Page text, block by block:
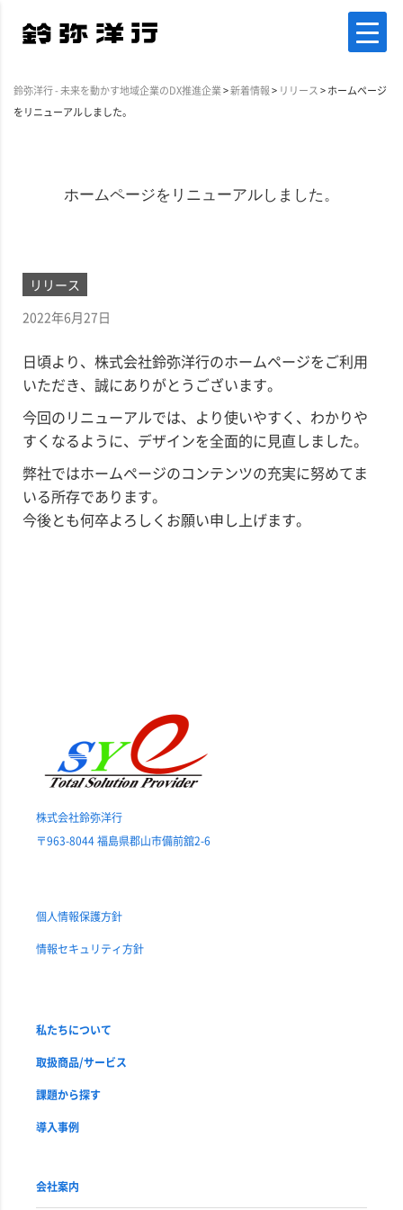
鈴弥洋行 - 未来を動かす地域企業のDX推進企業>新着情報> リリース>ホームページ
をリニューアルしました。
ホームページをリニューアルしました。
リリース
2022年6月27日
日頃より、株式会社鈴弥洋行のホームページをご利用
いただき、誠にありがとうございます。
今回のリニューアルでは、より使いやすく、わかりや
すくなるように、デザインを全面的に見直しました。
弊社ではホームページのコンテンツの充実に努めてま
いる所存であります。
今後とも何卒よろしくお願い申し上げます。
株式会社鈴弥洋行
〒963-8044 福島県郡山市備前舘2-6
個人情報保護方針
情報セキュリティ方針
私たちについて
取扱商品/サービス
課題から探す
導入事例
会社案内